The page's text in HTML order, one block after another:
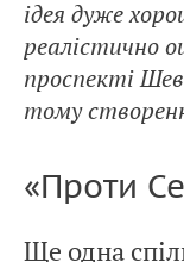
ідея дуже
реалістично
проспекті
тому
«Проти
Ще одна